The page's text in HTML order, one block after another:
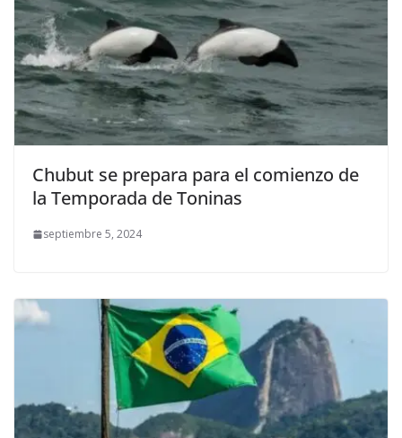
Chubut se prepara para el comienzo de
la Temporada de Toninas
septiembre 5, 2024